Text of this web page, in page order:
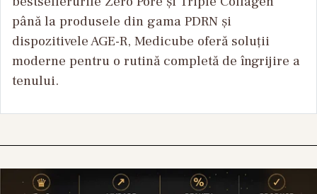
până la produsele din gama PDRN și
dispozitivele AGE-R, Medicube oferă soluții
moderne pentru o rutină completă de îngrijire a
tenului.